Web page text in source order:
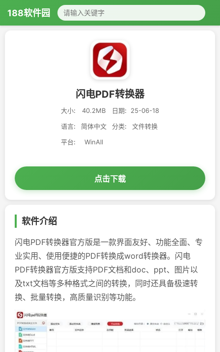
188软件园
闪电PDF转换器
大小: 40.2MB 日期:
25-06-18
语言:
简体中文 分类:
文件转换
平台:
WinAll
点击下载
软件介绍
闪电PDF转换器官方版是一款界面友好、功能全面、专
业实用、使用便捷的PDF转换成word转换器。闪电
PDF转换器官方版支持PDF文档和doc、ppt、图片以
及txt文档等多种格式之间的转换，同时还具备极速转
换、批量转换，高质量识别等功能。